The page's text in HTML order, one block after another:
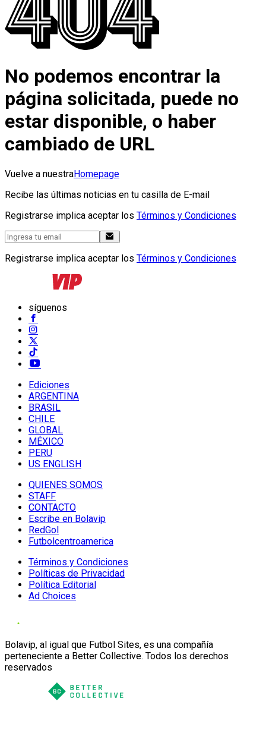
No podemos encontrar la
página solicitada, puede no
estar disponible, o haber
cambiado de URL
Vuelve a nuestraHomepage
Recibe las últimas noticias en tu casilla de E-mail
Registrarse implica aceptar los Términos y Condiciones
Registrarse implica aceptar los Términos y Condiciones
síguenos
Ediciones
ARGENTINA
BRASIL
CHILE
GLOBAL
MÉXICO
PERU
US ENGLISH
QUIENES SOMOS
STAFF
CONTACTO
Escribe en Bolavip
RedGol
Futbolcentroamerica
Términos y Condiciones
Políticas de Privacidad
Política Editorial
Ad Choices
Bolavip, al igual que Futbol Sites, es una compañía
perteneciente a Better Collective. Todos los derechos
reservados